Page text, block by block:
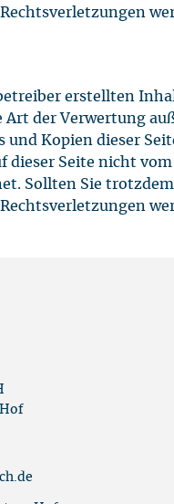
erstellten
Art der Verwertung
und Kopien dieser
dieser Seite nicht
Sollten Sie
Hof